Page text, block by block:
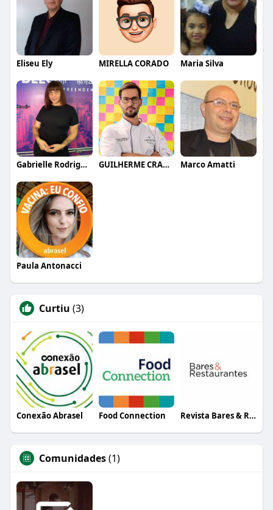
Eliseu Ely MIRELLA CORADO Maria Silva
Gabrielle Rodrigues GUILHERME CRAMER BALLE Marco Amatti
Paula Antonacci
Curtiu (3)
Conexão Abrasel Food Connection Revista Bares & Restaurantes
Comunidades(1)